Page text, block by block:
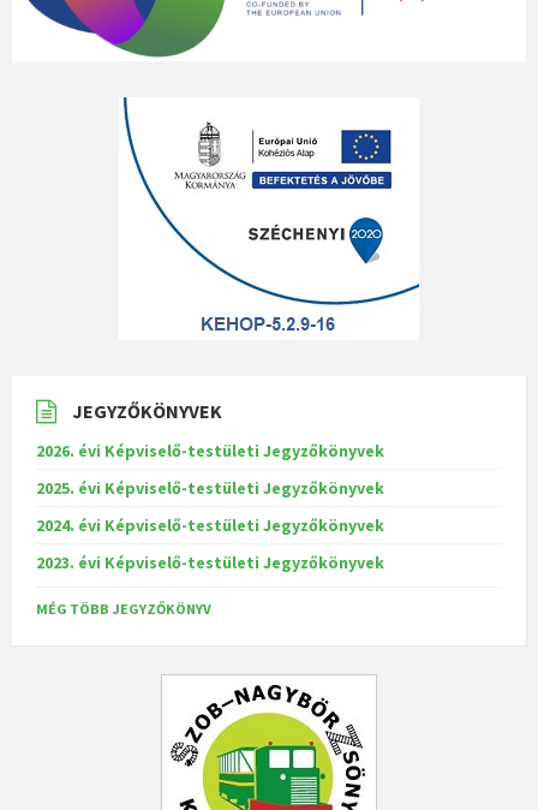
JEGYZŐKÖNYVEK
2026. évi Képviselő-testületi Jegyzőkönyvek
2025. évi Képviselő-testületi Jegyzőkönyvek
2024. évi Képviselő-testületi Jegyzőkönyvek
2023. évi Képviselő-testületi Jegyzőkönyvek
MÉG TÖBB JEGYZŐKÖNYV